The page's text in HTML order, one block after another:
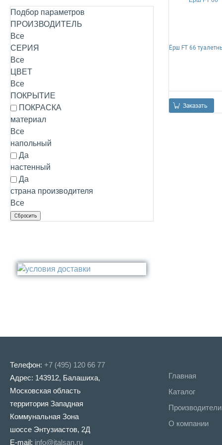
Серый
Золото
Медь
Сталь
Подбор параметров
ПРОИЗВОДИТЕЛЬ
Все
СЕРИЯ
Все
ЦВЕТ
Все
ПОКРЫТИЕ
ПОКРАСКА
материал
Все
напольный
Да
настенный
Да
страна производителя
Все
Ёрш FT 66
Заказать
Телефон: +7 (495) 120 66 77
Адрес: 143912, Балашиха,
Московская область
территория Западная
Коммунальная Зона
шоссе Энтузиастов, 2Д
E-mail: info@italsan.ru
Главная
Каталог
Производители
О компании